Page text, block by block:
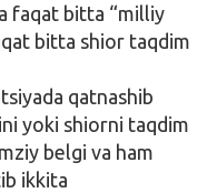
faqat bitta “milliy
bitta shior taqdim
qatnashib
yoki shiorni taqdim
belgi va ham
ikkita